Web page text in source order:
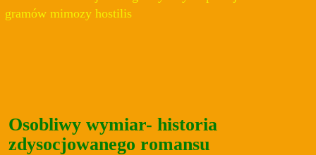
gramów mimozy hostilis
Osobliwy wymiar- historia
zdysocjowanego romansu